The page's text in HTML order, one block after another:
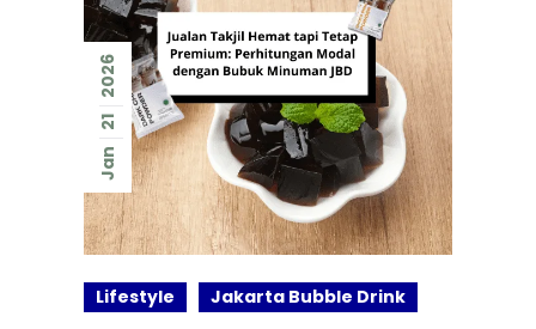
Jan
21
2026
Lifestyle Jakarta Bubble Drink